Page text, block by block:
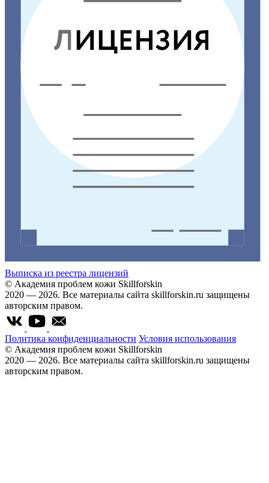
Выписка из реестра лицензий
© Академия проблем кожи Skillforskin
2020 — 2026. Все материалы сайта skillforskin.ru защищены
авторским правом.
Политика конфиденциальности Условия использования
© Академия проблем кожи Skillforskin
2020 — 2026. Все материалы сайта skillforskin.ru защищены
авторским правом.